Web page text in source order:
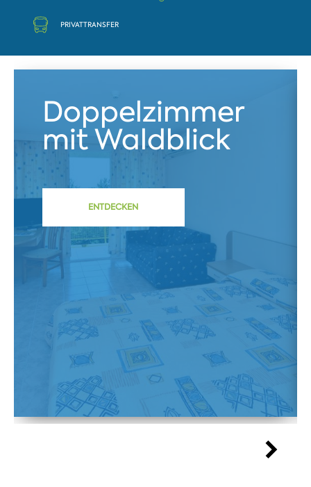
PRIVATTRANSFER
Doppelzimmer
mit Waldblick
ENTDECKEN